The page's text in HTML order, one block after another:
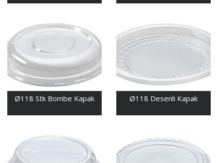
Ø118 Stk Bombe Kapak Ø118 Desenli Kapak